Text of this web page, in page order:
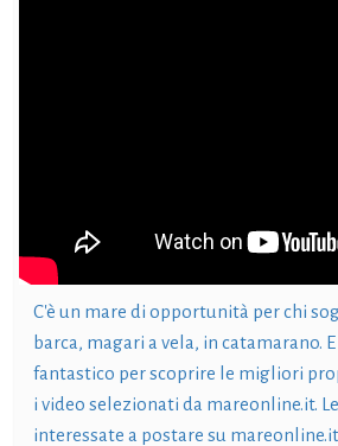
C'è un mare di opportunità per chi
barca, magari a vela, in catamarano.
fantastico per scoprire le migliori
i video selezionati da mareonline.it.
interessate a postare su